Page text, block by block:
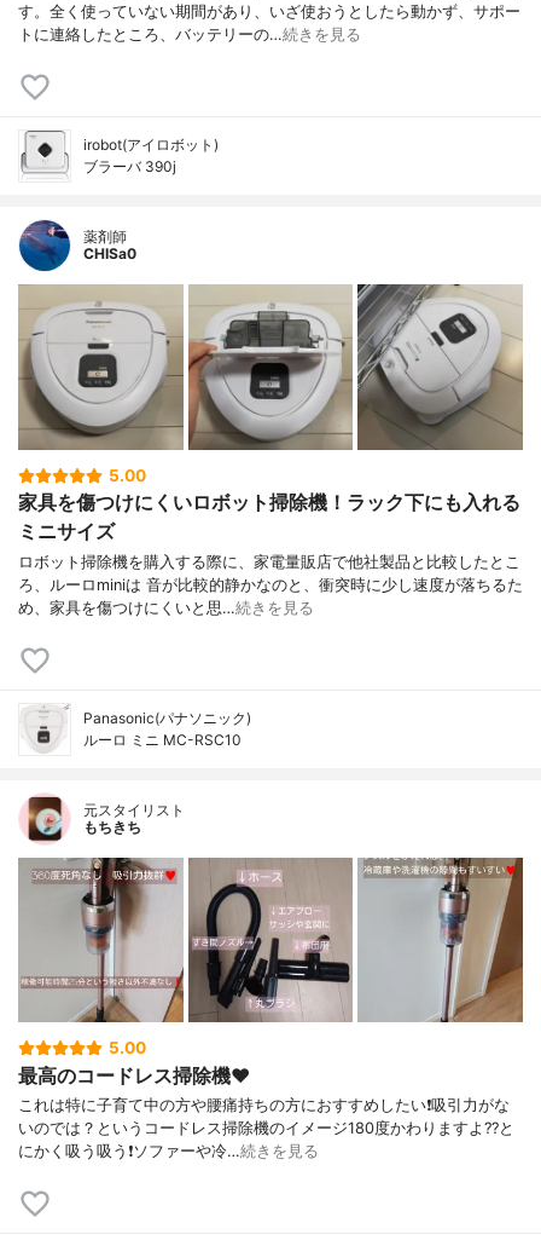
す。全く使っていない期間があり、いざ使おうとしたら動かず、サポー
トに連絡したところ、バッテリーの…続きを見る
irobot(アイロボット)
ブラーバ 390j
薬剤師
CHISa0
5.00
家具を傷つけにくいロボット掃除機！ラック下にも入れる
ミニサイズ
ロボット掃除機を購入する際に、家電量販店で他社製品と比較したとこ
ろ、ルーロminiは 音が比較的静かなのと、衝突時に少し速度が落ちるた
め、家具を傷つけにくいと思…続きを見る
Panasonic(パナソニック)
ルーロ ミニ MC-RSC10
元スタイリスト
もちきち
5.00
最高のコードレス掃除機♥️
これは特に子育て中の方や腰痛持ちの方におすすめしたい❗吸引力がな
いのでは？というコードレス掃除機のイメージ180度かわりますよ??と
にかく吸う吸う❗ソファーや冷…続きを見る